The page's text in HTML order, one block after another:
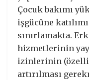
Çocuk bakımı
işgücüne
sınırlamakta.
hizmetlerinin
izinlerinin
artırılması